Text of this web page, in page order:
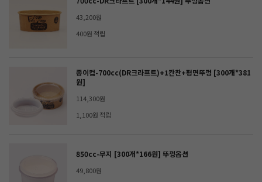
43,200원
400원 적립
종이컵-700cc(DR크라프트)+1칸찬+평면뚜껑 [300개*381
원]
114,300원
1,100원 적립
850cc-무지 [300개*166원] 뚜껑옵션
49,800원